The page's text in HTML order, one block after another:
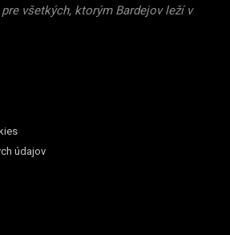
všetkých, ktorým Bardejov leží v
údajov